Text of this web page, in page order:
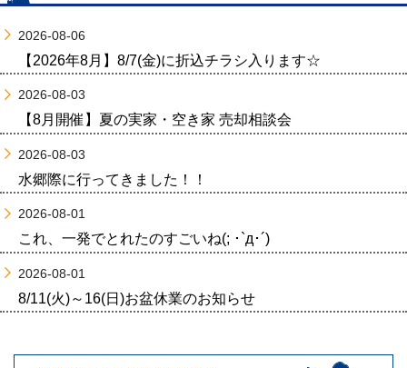
2026-08-06
【2026年8月】8/7(金)に折込チラシ入ります☆
2026-08-03
【8月開催】夏の実家・空き家 売却相談会
2026-08-03
水郷際に行ってきました！！
2026-08-01
これ、一発でとれたのすごいね(; ･`д･´)
2026-08-01
8/11(火)～16(日)お盆休業のお知らせ